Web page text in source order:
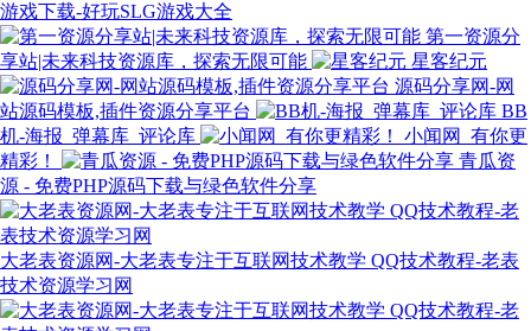
游戏下载-好玩SLG游戏大全
第一资源分
享站|未来科技资源库，探索无限可能
星客纪元
源码分享网-网
站源码模板,插件资源分享平台
BB
机-海报_弹幕库_评论库
小闻网_有你更
精彩！
青瓜资
源 - 免费PHP源码下载与绿色软件分享
大老表资源网-大老表专注于互联网技术教学 QQ技术教程-老表
技术资源学习网